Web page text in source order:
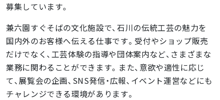
募集しています。
兼六園すぐそばの文化施設で、石川の伝統工芸の魅力を
国内外のお客様へ伝える仕事です。受付やショップ販売
だけでなく、工芸体験の指導や団体案内など、さまざまな
業務に関わることができます。また、意欲や適性に応じ
て、展覧会の企画、SNS発信・広報、イベント運営などにも
チャレンジできる環境があります。